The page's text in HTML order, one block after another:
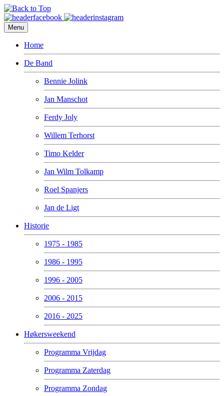
Menu
Home
De Band
Bennie Jolink
Jan Manschot
Ferdy Joly
Willem Terhorst
Timo Kelder
Jan Wilm Tolkamp
Roel Spanjers
Jan de Ligt
Historie
1975 - 1985
1986 - 1995
1996 - 2005
2006 - 2015
2016 - 2025
Høkersweekend
Programma Vrijdag
Programma Zaterdag
Programma Zondag